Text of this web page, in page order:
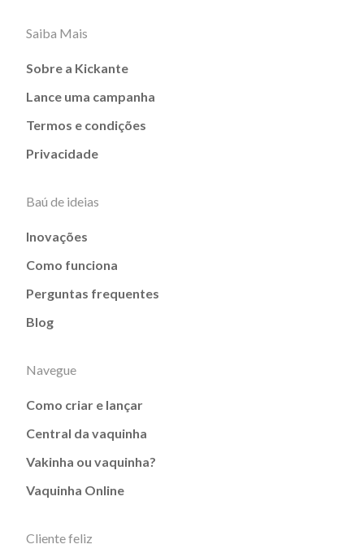
Saiba Mais
Sobre a Kickante
Lance uma campanha
Termos e condições
Privacidade
Baú de ideias
Inovações
Como funciona
Perguntas frequentes
Blog
Navegue
Como criar e lançar
Central da vaquinha
Vakinha ou vaquinha?
Vaquinha Online
Cliente feliz